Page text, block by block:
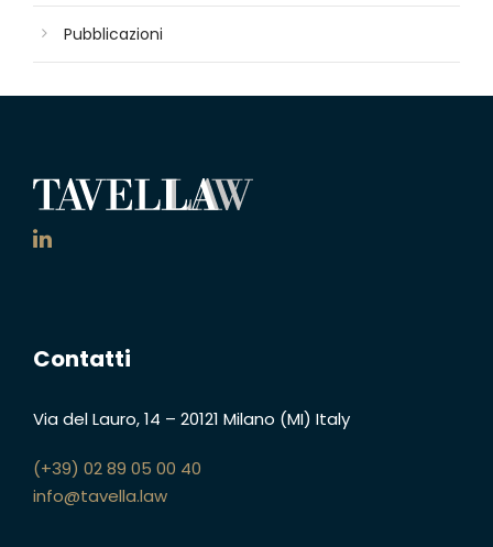
Pubblicazioni
Contatti
Via del Lauro, 14 – 20121 Milano (MI) Italy
(+39) 02 89 05 00 40
info@tavella.law